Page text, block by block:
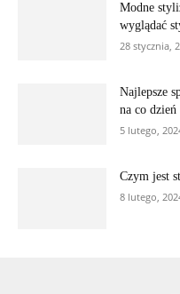
Modne
wyglądać
28 stycznia,
Najlepsze
na co dzień
5 lutego,
Czym jest
8 lutego,